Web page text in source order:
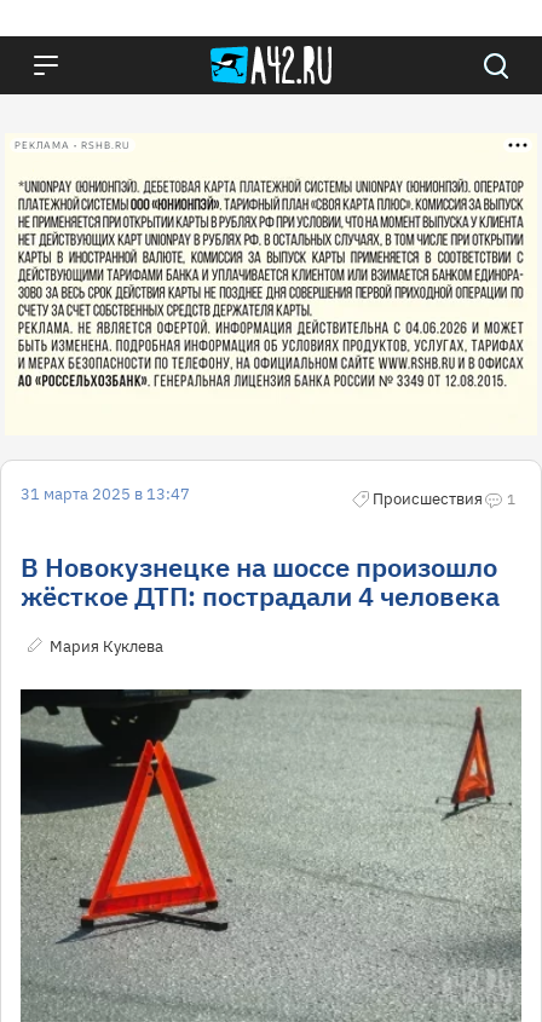
РЕКЛАМА • RSHB.RU
31 марта 2025 в 13:47 Происшествия 1
В Новокузнецке на шоссе произошло
жёсткое ДТП: пострадали 4 человека
Мария Куклева